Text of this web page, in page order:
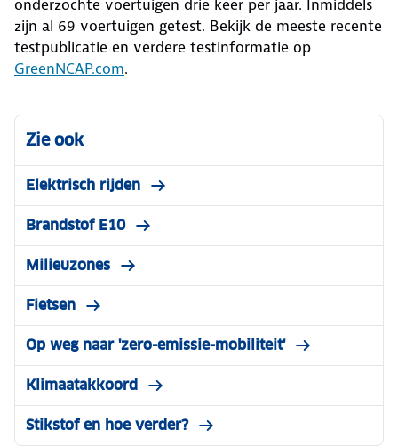
onderzochte voertuigen drie keer per jaar. Inmiddels
zijn al 69 voertuigen getest. Bekijk de meeste recente
testpublicatie en verdere testinformatie op
GreenNCAP.com.
Zie ook
Elektrisch rijden
Brandstof E10
Milieuzones
Fietsen
Op weg naar 'zero-emissie-mobiliteit'
Klimaatakkoord
Stikstof en hoe verder?